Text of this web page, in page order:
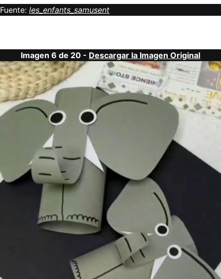
Fuente: les_enfants_samusent
Imagen 6 de 20 - Descargar la Imagen Original